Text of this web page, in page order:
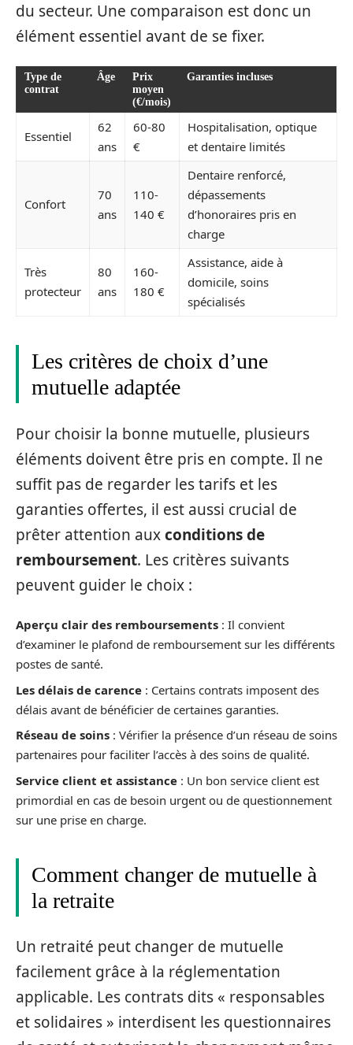
du secteur. Une comparaison est donc un
élément essentiel avant de se fixer.
Type de
contrat
Âge
Prix
moyen
(€/mois)
Garanties incluses
Essentiel
62
ans
60-80
€
Hospitalisation, optique
et dentaire limités
Confort
70
ans
110-
140 €
Dentaire renforcé,
dépassements
d’honoraires pris en
charge
Très
protecteur
80
ans
160-
180 €
Assistance, aide à
domicile, soins
spécialisés
Les critères de choix d’une
mutuelle adaptée
Pour choisir la bonne mutuelle, plusieurs
éléments doivent être pris en compte. Il ne
suffit pas de regarder les tarifs et les
garanties offertes, il est aussi crucial de
prêter attention auxconditions de
remboursement. Les critères suivants
peuvent guider le choix :
Aperçu clair des remboursements : Il convient
d’examiner le plafond de remboursement sur les différents
postes de santé.
Les délais de carence : Certains contrats imposent des
délais avant de bénéficier de certaines garanties.
Réseau de soins : Vérifier la présence d’un réseau de soins
partenaires pour faciliter l’accès à des soins de qualité.
Service client et assistance : Un bon service client est
primordial en cas de besoin urgent ou de questionnement
sur une prise en charge.
Comment changer de mutuelle à
la retraite
Un retraité peut changer de mutuelle
facilement grâce à la réglementation
applicable. Les contrats dits « responsables
et solidaires » interdisent les questionnaires